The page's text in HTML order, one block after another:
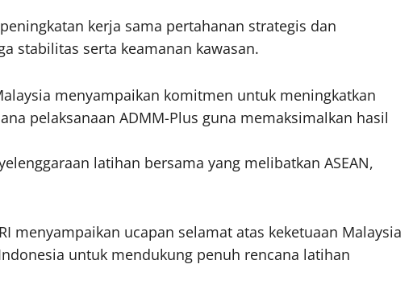
kerja sama pertahanan strategis dan
stabilitas serta keamanan kawasan.
menyampaikan komitmen untuk meningkatkan
pelaksanaan ADMM-Plus guna memaksimalkan hasil
latihan bersama yang melibatkan ASEAN,
menyampaikan ucapan selamat atas keketuaan Malaysia
untuk mendukung penuh rencana latihan